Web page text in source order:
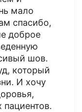
мало
спасибо,
доброе
шов.
который
И хочу
пациентов.